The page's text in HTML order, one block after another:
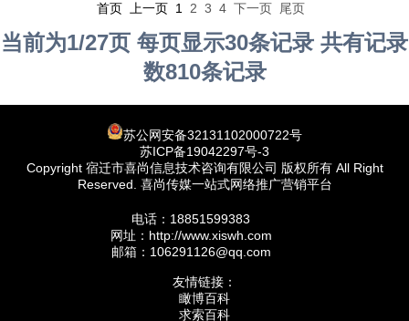
首页 上一页 1 2 3 4 下一页 尾页
当前为1/27页 每页显示30条记录 共有记录
数810条记录
苏公网安备32131102000722号
苏ICP备19042297号-3
Copyright 宿迁市喜尚信息技术咨询有限公司 版权所有 All Right
Reserved. 喜尚传媒一站式网络推广营销平台
电话：18851599383
网址：http://www.xiswh.com
邮箱：106291126@qq.com
友情链接：
瞰博百科
求索百科